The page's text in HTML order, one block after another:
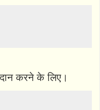
करने के लिए।